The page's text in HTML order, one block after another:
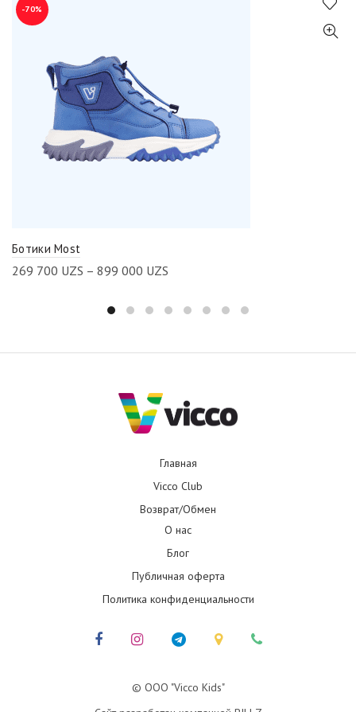
-70%
Ботики Most
269 700 UZS – 899 000 UZS
Главная
Vicco Club
Возврат/Обмен
О нас
Блог
Публичная оферта
Политика конфиденциальности
© ООО "Vicco Kids"